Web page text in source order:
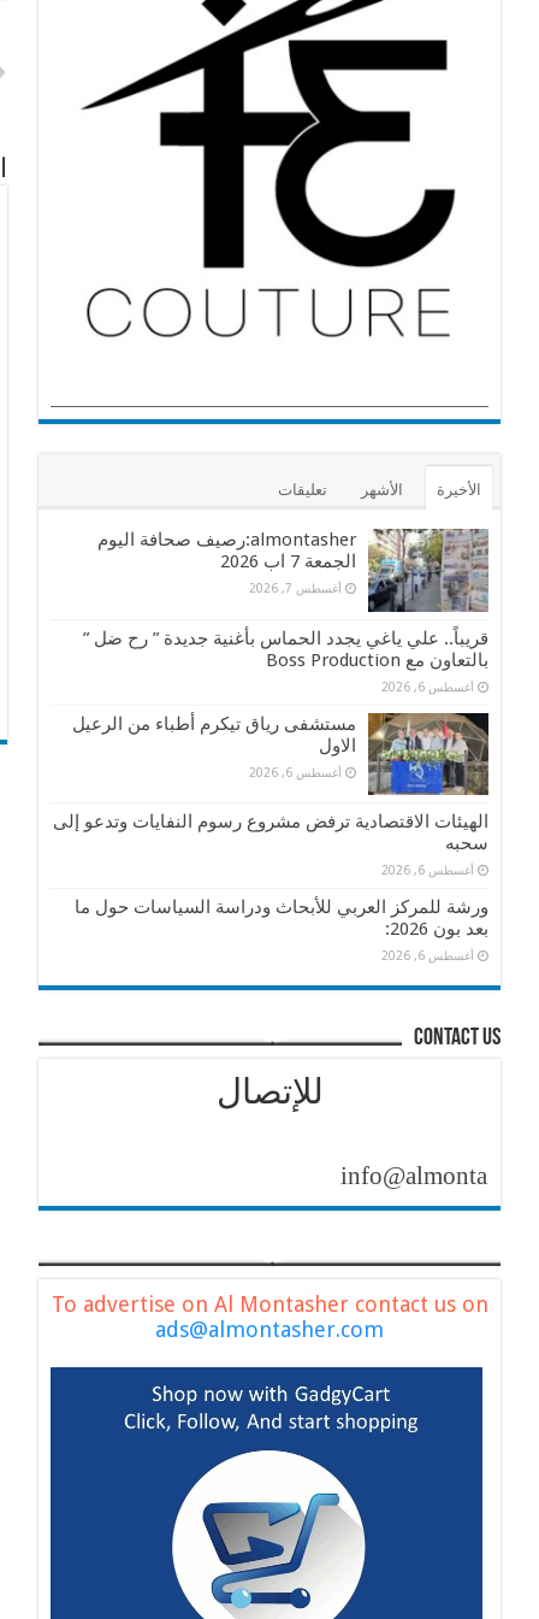
الأخيرة الأشهر تعليقات
almontasher:رصيف صحافة اليوم
الجمعة 7 اب 2026
أغسطس 7, 2026
قريباً.. علي ياغي يجدد الحماس بأغنية جديدة ” رح ضل ”
بالتعاون مع Boss Production
أغسطس 6, 2026
مستشفى رياق تيكرم أطباء من الرعيل
الاول
أغسطس 6, 2026
الهيئات الاقتصادية ترفض مشروع رسوم النفايات وتدعو إلى
سحبه
أغسطس 6, 2026
ورشة للمركز العربي للأبحاث ودراسة السياسات حول ما
بعد بون 2026:
أغسطس 6, 2026
contact us
للإتصال
info@almontasher.com
To advertise on Al Montasher contact us on
ads@almontasher.com